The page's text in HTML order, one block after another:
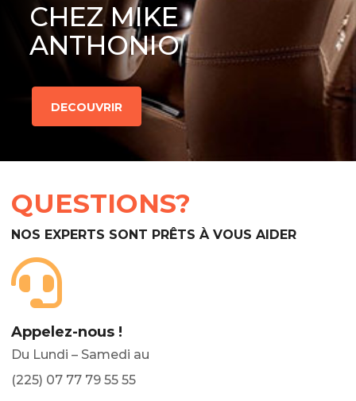
CHEZ MIKE
ANTHONIO
DECOUVRIR
QUESTIONS?
NOS EXPERTS SONT PRÊTS À VOUS AIDER
Appelez-nous !
Du Lundi – Samedi au
(225) 07 77 79 55 55